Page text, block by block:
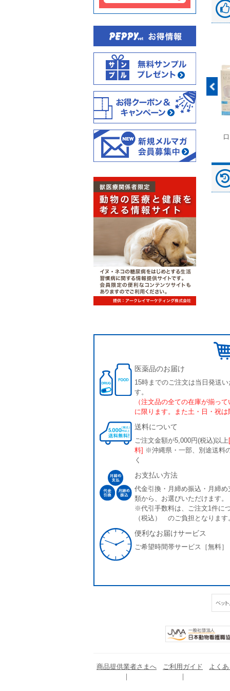
◆劇)ｲｿﾌﾙﾗﾝ吸入麻酔
液｢VTRS｣ ｳﾞｨｱﾄﾘｽ...
ペピイマジカルシーツ
（中厚型ペットシー
ツ）
医薬品のお届け
15時までのご注文は当日発送
す。
（注文品の全ての在庫が揃っ
に限ります。また土・日・祝は
送料について
ご注文金額が5,000円(税込)以上
料] ※沖縄県・一部、別途送料
く
お支払い方法
代金引換・月締め振込・月締め
類から、お選びいただけます。
※代引手数料は、ご注文1件に
（税込） のご負担となります
便利なお届けサービス
ご希望時間帯サービス［無料］
商品提供業者さまへ ご利用ガイド よく